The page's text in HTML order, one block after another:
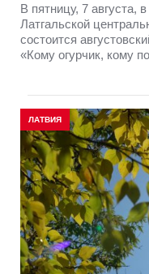
В пятницу, 7 августа,
Латгальской
состоится
«Кому огурчик, кому
ЛАТВИЯ